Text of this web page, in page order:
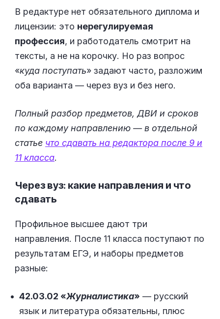
В редактуре нет обязательного диплома и
лицензии: это нерегулируемая
профессия, и работодатель смотрит на
тексты, а не на корочку. Но раз вопрос
«куда поступать» задают часто, разложим
оба варианта — через вуз и без него.
Полный разбор предметов, ДВИ и сроков
по каждому направлению — в отдельной
статье что сдавать на редактора после 9 и
11 класса.
Через вуз: какие направления и что
сдавать
Профильное высшее дают три
направления. После 11 класса поступают по
результатам ЕГЭ, и наборы предметов
разные:
42.03.02 «Журналистика» — русский
язык и литература обязательны, плюс